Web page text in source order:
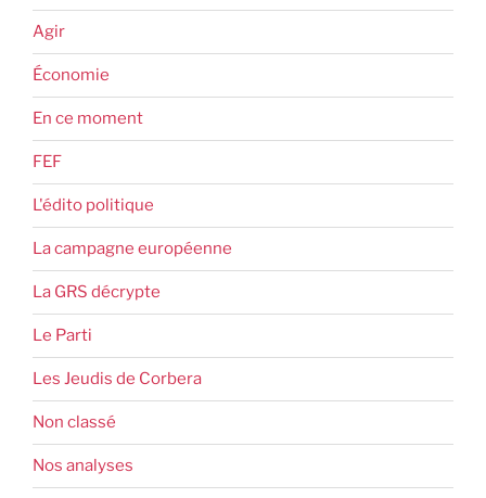
Agir
Économie
En ce moment
FEF
L'édito politique
La campagne européenne
La GRS décrypte
Le Parti
Les Jeudis de Corbera
Non classé
Nos analyses